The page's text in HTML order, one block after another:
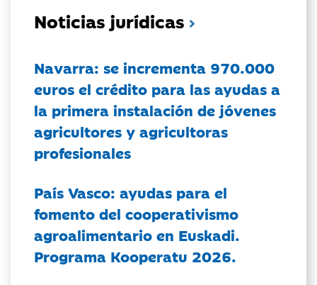
Noticias jurídicas
Navarra: se incrementa 970.000
euros el crédito para las ayudas a
la primera instalación de jóvenes
agricultores y agricultoras
profesionales
País Vasco: ayudas para el
fomento del cooperativismo
agroalimentario en Euskadi.
Programa Kooperatu 2026.